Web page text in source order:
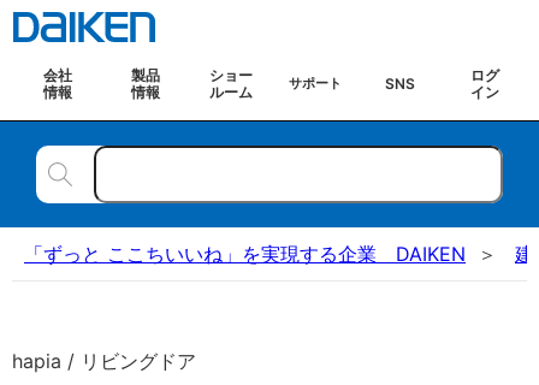
会社
情報
製品
情報
ショー
ルーム
サポート SNS
ログ
イン
「ずっと ここちいいね」を実現する企業 DAIKEN 建
hapia / リビングドア